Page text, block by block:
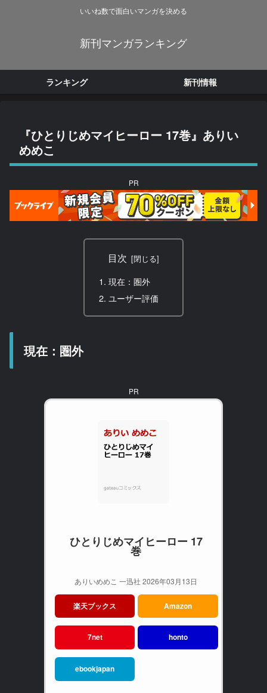
いいね数で面白いマンガを決める
新刊マンガランキング
ランキング 新刊情報
『ひとりじめマイヒーロー 17巻』ありい
めめこ
PR
目次
現在：圏外
ユーザー評価
現在：圏外
PR
ひとりじめマイヒーロー 17
巻
ありいめめこ 一迅社 2026年03月13日
楽天ブックス Amazon
7net honto
ebookjapan